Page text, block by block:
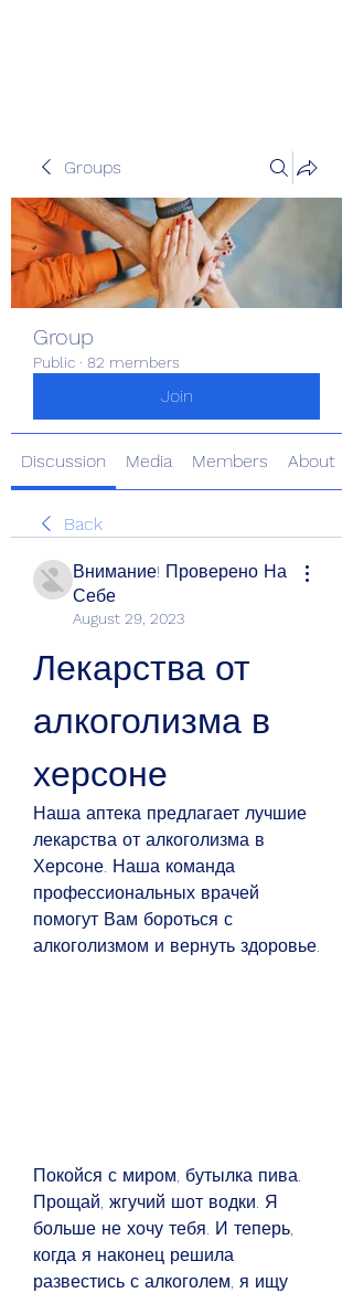
Groups
Group
Public · 82 members
Join
Discussion Media Members About
Back
Внимание! Проверено На
Себе
August 29, 2023
Лекарства от
алкоголизма в
херсоне
Наша аптека предлагает лучшие
лекарства от алкоголизма в
Херсоне. Наша команда
профессиональных врачей
помогут Вам бороться с
алкоголизмом и вернуть здоровье.
Покойся с миром, бутылка пива.
Прощай, жгучий шот водки. Я
больше не хочу тебя. И теперь,
когда я наконец решила
развестись с алкоголем, я ищу